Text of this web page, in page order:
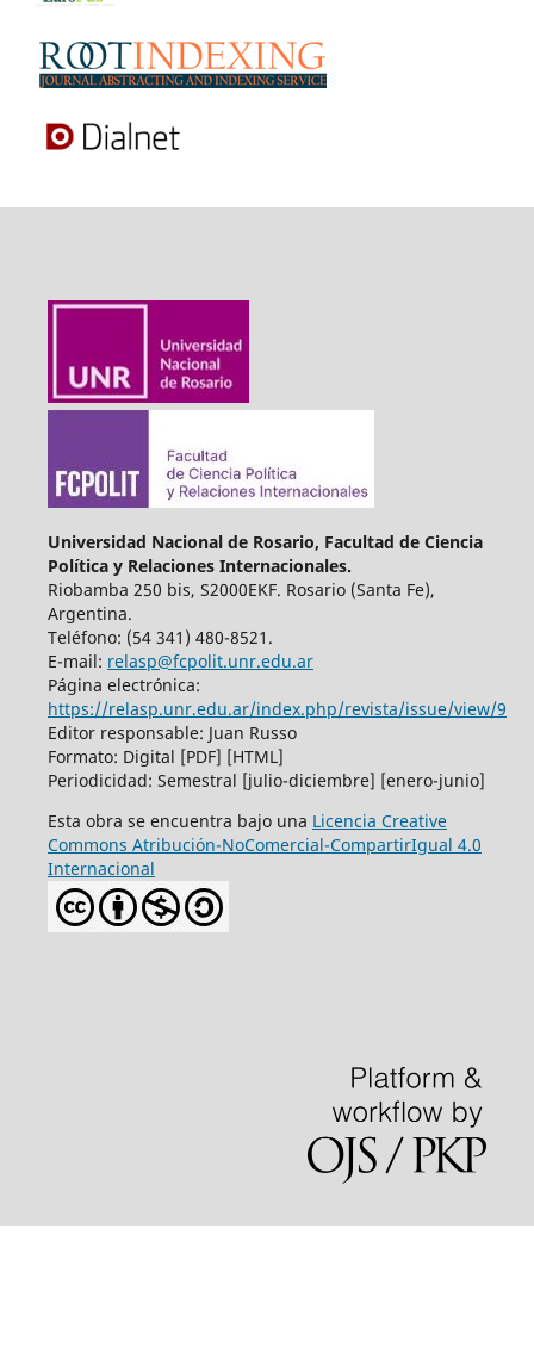
Universidad Nacional de Rosario, Facultad de Ciencia
Política y Relaciones Internacionales.
Riobamba 250 bis, S2000EKF. Rosario (Santa Fe),
Argentina.
Teléfono: (54 341) 480-8521.
E-mail: relasp@fcpolit.unr.edu.ar
Página electrónica:
https://relasp.unr.edu.ar/index.php/revista/issue/view/9
Editor responsable: Juan Russo
Formato: Digital [PDF] [HTML]
Periodicidad: Semestral [julio-diciembre] [enero-junio]
Esta obra se encuentra bajo una Licencia Creative
Commons Atribución-NoComercial-CompartirIgual 4.0
Internacional